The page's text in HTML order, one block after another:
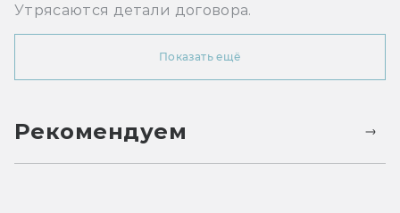
Утрясаются детали договора.
Показать ещё
Рекомендуем